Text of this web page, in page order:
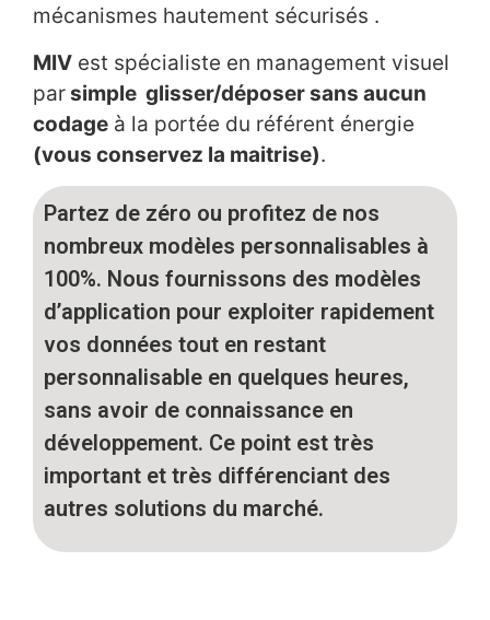
mécanismes hautement sécurisés .
MIV est spécialiste en management visuel
parsimple glisser/déposer sans aucun
codage à la portée du référent énergie
(vous conservez la maitrise).
Partez de zéro ou profitez de nos
nombreux modèles personnalisables à
100%. Nous fournissons des modèles
d’application pour exploiter rapidement
vos données tout en restant
personnalisable en quelques heures,
sans avoir de connaissance en
développement. Ce point est très
important et très différenciant des
autres solutions du marché.